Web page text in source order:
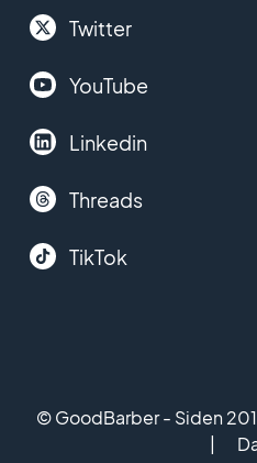
Twitter
YouTube
Linkedin
Threads
TikTok
© GoodBarber - Siden